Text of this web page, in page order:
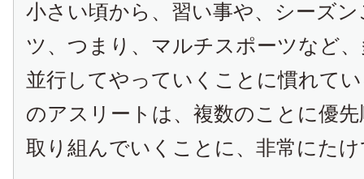
小さい頃から、習い事や、シーズ
ツ、つまり、マルチスポーツなど
並行してやっていくことに慣れて
のアスリートは、複数のことに優
取り組んでいくことに、非常にた